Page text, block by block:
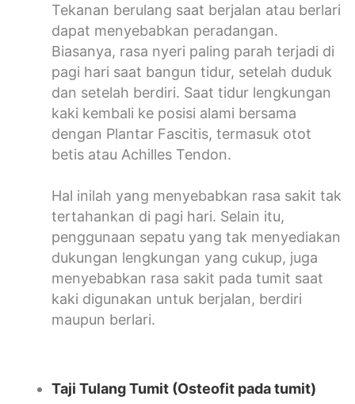
Tekanan berulang saat berjalan atau berlari
dapat menyebabkan peradangan.
Biasanya, rasa nyeri paling parah terjadi di
pagi hari saat bangun tidur, setelah duduk
dan setelah berdiri. Saat tidur lengkungan
kaki kembali ke posisi alami bersama
dengan Plantar Fascitis, termasuk otot
betis atau Achilles Tendon.
Hal inilah yang menyebabkan rasa sakit tak
tertahankan di pagi hari. Selain itu,
penggunaan sepatu yang tak menyediakan
dukungan lengkungan yang cukup, juga
menyebabkan rasa sakit pada tumit saat
kaki digunakan untuk berjalan, berdiri
maupun berlari.
Taji Tulang Tumit (Osteofit pada tumit)